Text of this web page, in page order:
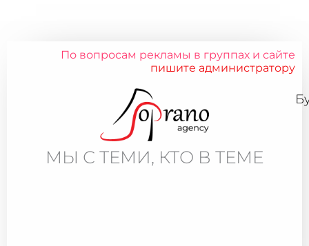
По вопросам рекламы в группах и сайте
пишите администратору
МЫ С ТЕМИ, КТО В ТЕМЕ